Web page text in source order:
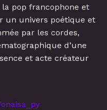
la pop francophone et
un univers poétique et
par les cordes,
d’une
et acte créateur